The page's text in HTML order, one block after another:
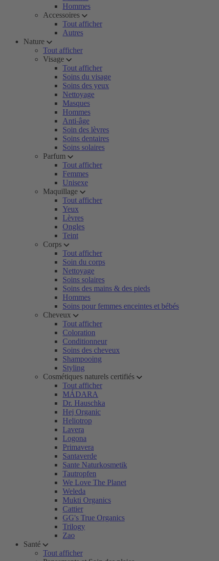
Hommes
Accessoires
Tout afficher
Autres
Nature
Tout afficher
Visage
Tout afficher
Soins du visage
Soins des yeux
Nettoyage
Masques
Hommes
Anti-âge
Soin des lèvres
Soins dentaires
Soins solaires
Parfum
Tout afficher
Femmes
Unisexe
Maquillage
Tout afficher
Yeux
Lèvres
Ongles
Teint
Corps
Tout afficher
Soin du corps
Nettoyage
Soins solaires
Soins des mains & des pieds
Hommes
Soins pour femmes enceintes et bébés
Cheveux
Tout afficher
Coloration
Conditionneur
Soins des cheveux
Shampooing
Styling
Cosmétiques naturels certifiés
Tout afficher
MÁDARA
Dr. Hauschka
Hej Organic
Heliotrop
Lavera
Logona
Primavera
Santaverde
Sante Naturkosmetik
Tautropfen
We Love The Planet
Weleda
Mukti Organics
Cattier
GG's True Organics
Trilogy
Zao
Santé
Tout afficher